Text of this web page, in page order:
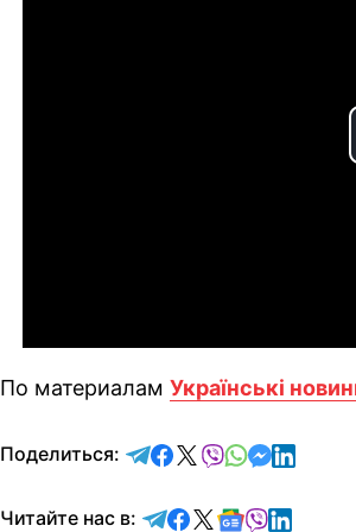
По материалам Українські
Поделиться: отправить в Telegram
поделиться в
поделиться в X
отправить в
отправить
Читайте нас в: Читайте в Telegram
Читайте в
Читайте в X
Читайте в
Читайте